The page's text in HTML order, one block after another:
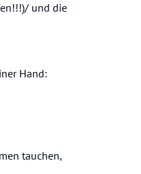
und die
Hand:
tauchen,